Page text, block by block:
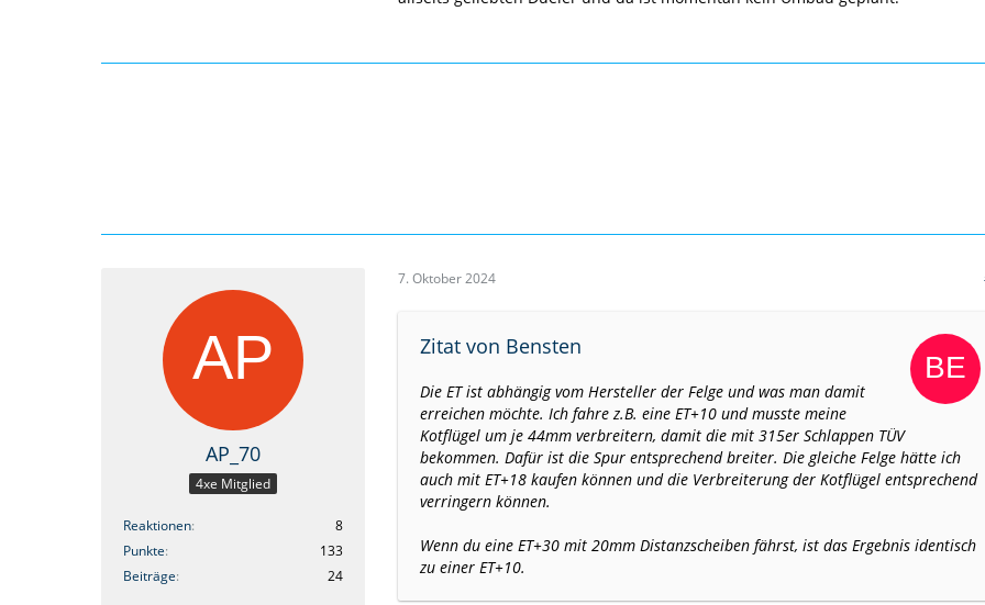
AP_70
4xe Mitglied
Reaktionen
8
Punkte
133
Beiträge
24
7. Oktober 2024
Zitat von Bensten
Die ET ist abhängig vom Hersteller der Felge und was man damit
erreichen möchte. Ich fahre z.B. eine ET+10 und musste meine
Kotflügel um je 44mm verbreitern, damit die mit 315er Schlappen TÜV
bekommen. Dafür ist die Spur entsprechend breiter. Die gleiche Felge hätte ich
auch mit ET+18 kaufen können und die Verbreiterung der Kotflügel entsprechend
verringern können.
Wenn du eine ET+30 mit 20mm Distanzscheiben fährst, ist das Ergebnis identisch
zu einer ET+10.